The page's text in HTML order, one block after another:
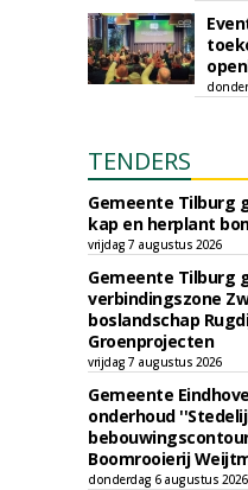
TENDERS
Gemeente Tilburg
kap en herplant
vrijdag 7 augustus 2026
Gemeente Tilburg
verbindingszone
boslandschap
Groenprojecten
vrijdag 7 augustus 2026
Gemeente
onderhoud
Boomrooierij
donderdag 6 augustus 2026